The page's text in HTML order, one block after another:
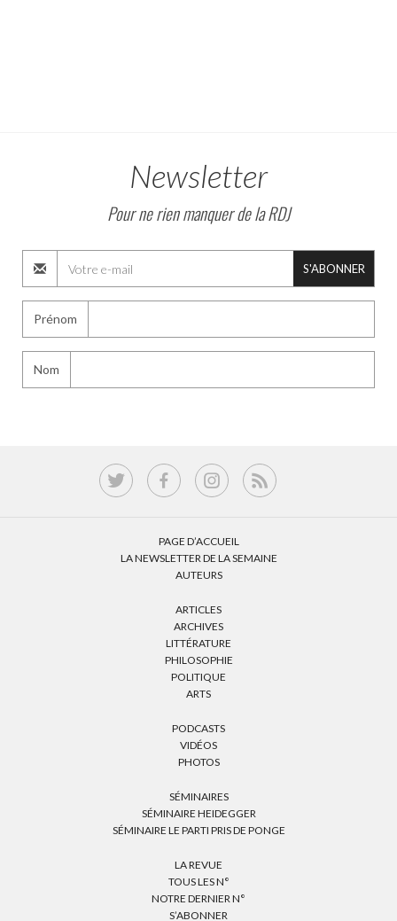
Newsletter
Pour ne rien manquer de la RDJ
S'ABONNER
Prénom
Nom
PAGE D’ACCUEIL
LA NEWSLETTER DE LA SEMAINE
AUTEURS
ARTICLES
ARCHIVES
LITTÉRATURE
PHILOSOPHIE
POLITIQUE
ARTS
PODCASTS
VIDÉOS
PHOTOS
SÉMINAIRES
SÉMINAIRE HEIDEGGER
SÉMINAIRE LE PARTI PRIS DE PONGE
LA REVUE
TOUS LES N°
NOTRE DERNIER N°
S’ABONNER